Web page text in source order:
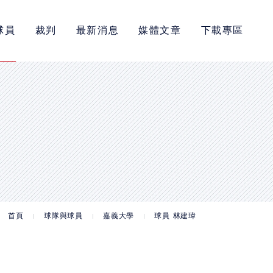
員 裁判 最新消息 媒體文章 下載專區
首頁 球隊與球員 嘉義大學 球員 林建瑋